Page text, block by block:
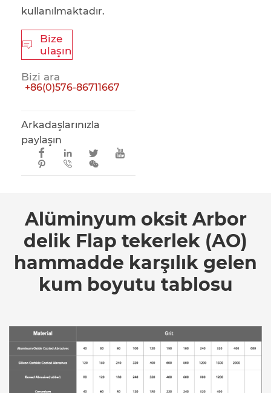
kullanılmaktadır.

Bize
ulaşın
Bizi ara
+86(0)576-86711667
Arkadaşlarınızla
paylaşın
  


 
Alüminyum oksit Arbor
delik Flap tekerlek (AO)
hammadde karşılık gelen
kum boyutu tablosu